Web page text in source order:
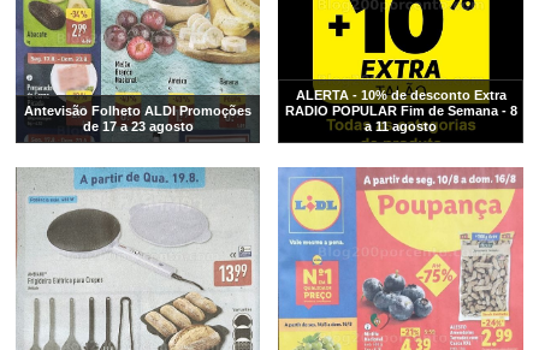
Antevisão Folheto ALDI Promoções
de 17 a 23 agosto
ALERTA - 10% de desconto Extra
RADIO POPULAR Fim de Semana - 8
a 11 agosto